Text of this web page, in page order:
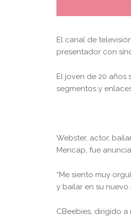
El canal de
presentador con
El joven de 20
segmentos y
Webster, actor,
Mencap, fue
“Me siento muy
y bailar en su nuevo
CBeebies, dirigido